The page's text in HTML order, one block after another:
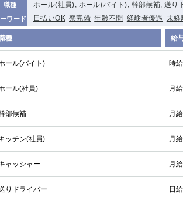
職種 ホール(社員), ホール(バイト), 幹部候補, 送り
ワード 日払いOK 寮完備 年齢不問 経験者優遇 未経
種 給
ール(バイト) 時
ール(社員) 月
部候補 月
ッチン(社員) 月
ャッシャー 月
りドライバー 日
高崎
0 選択した内容